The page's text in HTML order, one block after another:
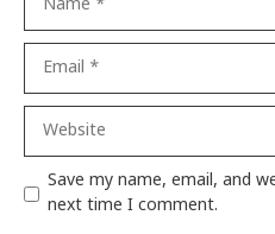
Website
Save my name, email, and
next time I comment.